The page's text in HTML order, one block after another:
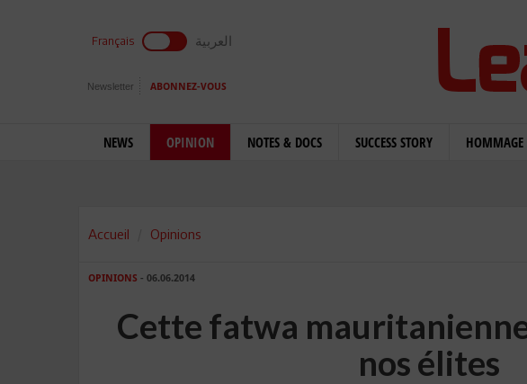
Français العربية
Newsletter ABONNEZ-VOUS
NEWS OPINION NOTES & DOCS SUCCESS STORY
Accueil Opinions
OPINIONS - 06.06.2014
Cette fatwa
nos élites